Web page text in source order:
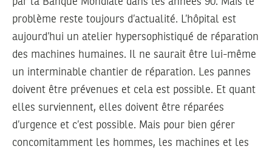
problème reste toujours d’actualité. L’hôpital est
aujourd’hui un atelier hypersophistiqué de réparation
des machines humaines. Il ne saurait être lui-même
un interminable chantier de réparation. Les pannes
doivent être prévenues et cela est possible. Et quant
elles surviennent, elles doivent être réparées
d’urgence et c’est possible. Mais pour bien gérer
concomitamment les hommes, les machines et les